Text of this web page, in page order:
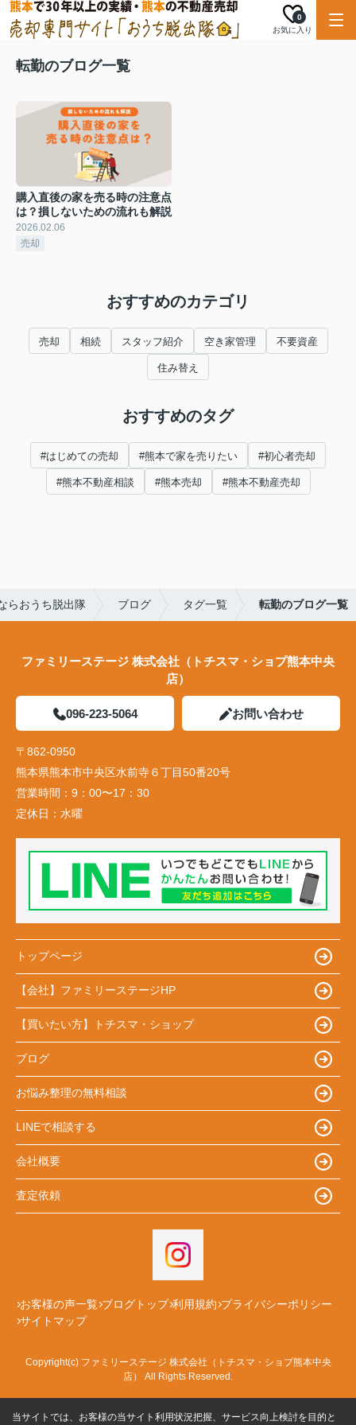
お気に入り
0
転勤のブログ一覧
購入直後の家を売る時の注意点
は？損しないための流れも解説
2026.02.06
売却
おすすめのカテゴリ
売却 相続 スタッフ紹介 空き家管理 不要資産
住み替え
おすすめのタグ
#はじめての売却 #熊本で家を売りたい #初心者売却
#熊本不動産相談 #熊本売却 #熊本不動産売却
らおうち脱出隊 ブログ タグ一覧 転勤のブログ一覧
ファミリーステージ 株式会社（トチスマ・ショプ熊本中央
店）
096-223-5064 お問い合わせ
〒862-0950
熊本県熊本市中央区水前寺６丁目50番20号
営業時間： 9：00〜17：30
定休日： 水曜
トップページ
【会社】ファミリーステージHP
【買いたい方】トチスマ・ショップ
ブログ
お悩み整理の無料相談
LINEで相談する
会社概要
査定依頼
お客様の声一覧 ブログトップ 利用規約 プライバシーポリシー
サイトマップ
Copyright(c) ファミリーステージ 株式会社（トチスマ・ショプ熊本中央
店） All Rights Reserved.
当サイトでは、お客様の当サイト利用状況把握、サービス向上検討を目的と